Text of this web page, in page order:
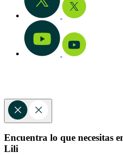
Encuentra lo que necesitas
Lili